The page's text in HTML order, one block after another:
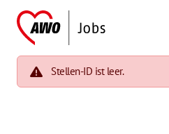
Stellen-ID ist leer.